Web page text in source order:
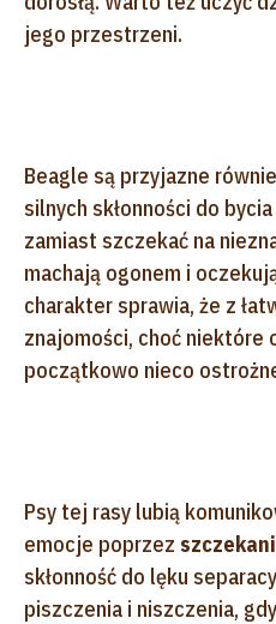
jego przestrzeni.
Beagle są przyjazne
silnych skłonności do
zamiast szczekać na
machają ogonem i
charakter sprawia, że z
znajomości, choć niektóre
początkowo nieco
Psy tej rasy lubią
emocje poprzez
skłonność do lęku
piszczenia i niszczenia,